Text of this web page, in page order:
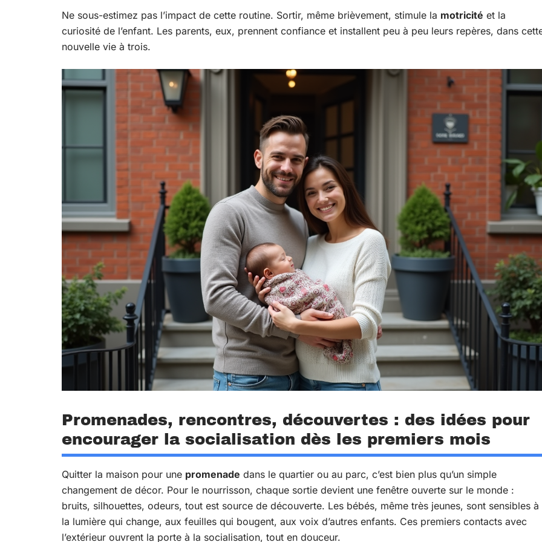
Ne sous-estimez pas l’impact de cette routine. Sortir, même brièvement, stimule la motricité et la
curiosité de l’enfant. Les parents, eux, prennent confiance et installent peu à peu leurs repères, dans
nouvelle vie à trois.
Promenades, rencontres, découvertes : des idées pour
encourager la socialisation dès les premiers mois
Quitter la maison pour une promenade dans le quartier ou au parc, c’est bien plus qu’un simple
changement de décor. Pour le nourrisson, chaque sortie devient une fenêtre ouverte sur le monde :
bruits, silhouettes, odeurs, tout est source de découverte. Les bébés, même très jeunes, sont sensibles à
la lumière qui change, aux feuilles qui bougent, aux voix d’autres enfants. Ces premiers contacts avec
l’extérieur ouvrent la porte à la socialisation, tout en douceur.